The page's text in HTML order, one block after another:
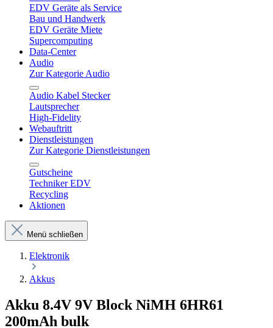
EDV Geräte als Service
Bau und Handwerk
EDV Geräte Miete
Supercomputing
Data-Center
Audio
Zur Kategorie Audio
Audio Kabel Stecker
Lautsprecher
High-Fidelity
Webauftritt
Dienstleistungen
Zur Kategorie Dienstleistungen
Gutscheine
Techniker EDV
Recycling
Aktionen
Menü schließen
Elektronik
Akkus
Akku 8.4V 9V Block NiMH 6HR61
200mAh bulk